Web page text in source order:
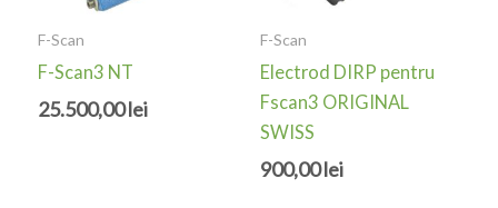
F-Scan
F-Scan3 NT
25.500,00lei
F-Scan
Electrod DIRP pentru
Fscan3 ORIGINAL
SWISS
900,00lei